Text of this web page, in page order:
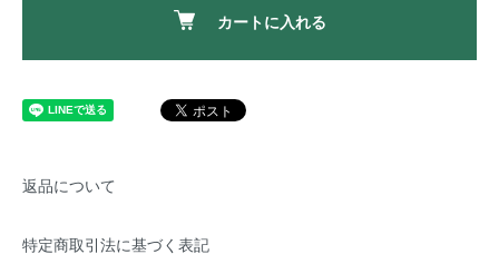
カートに入れる
返品について
特定商取引法に基づく表記